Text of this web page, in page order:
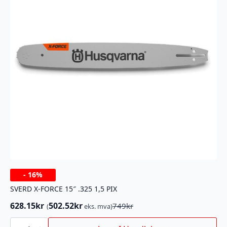
- 16%
SVERD X-FORCE 15″ .325 1,5 PIX
749kr
Opprinnelig
pris
628.15kr
Nåværende
pris
(502.52kreks. mva)
SVERD